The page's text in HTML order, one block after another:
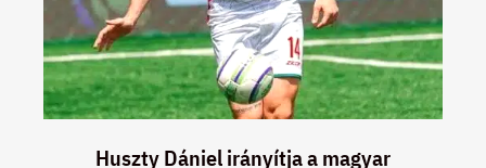
Huszty Dániel irányítja a magyar